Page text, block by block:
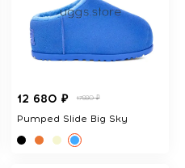
12 680 ₽ 17880 ₽
Pumped Slide Big Sky